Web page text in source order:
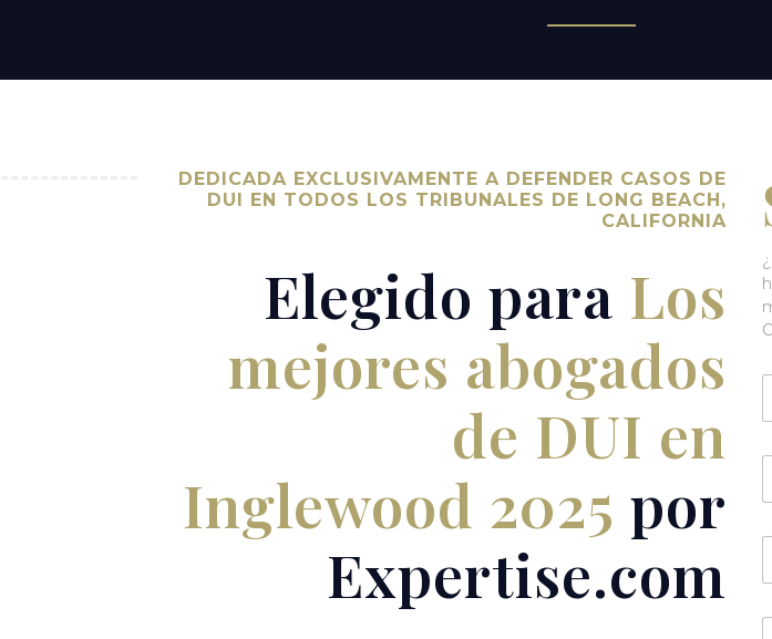
DEDICADA EXCLUSIVAMENTE A DEFENDER CASOS DE
DUI EN TODOS LOS TRIBUNALES DE LONG BEACH,
CALIFORNIA
Elegido para Los
mejores abogados
de DUI en
Inglewood 2025 por
Expertise.com
N
*
T
l
E
a
M